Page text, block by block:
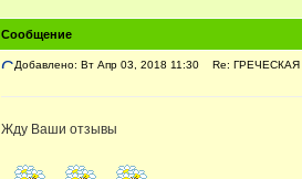
Сообщение
Добавлено: Вт Апр 03, 2018 11:30 Re: ГРЕЧЕСКАЯ
Жду Ваши отзывы